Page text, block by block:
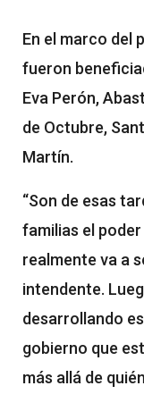
En el marco del
fueron
Eva Perón,
de Octubre,
Martín.
“Son de esas
familias el
realmente va a
intendente.
desarrollando
gobierno que
más allá de